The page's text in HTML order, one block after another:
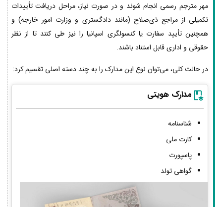
مهر مترجم رسمی انجام شوند و در صورت نیاز، مراحل دریافت تأییدات
تکمیلی از مراجع ذی‌صلاح (مانند دادگستری و وزارت امور خارجه) و
همچنین تأیید سفارت یا کنسولگری اسپانیا را نیز طی کنند تا از نظر
حقوقی و اداری قابل استناد باشند.
در حالت کلی، می‌توان نوع این مدارک را به چند دسته اصلی تقسیم کرد:
مدارک هویتی
شناسنامه
کارت ملی
پاسپورت
گواهی تولد